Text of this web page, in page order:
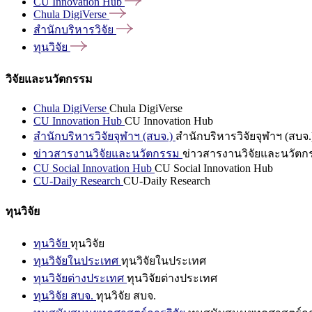
Chula DigiVerse
สำนักบริหารวิจัย
ทุนวิจัย
วิจัยและนวัตกรรม
Chula DigiVerse Chula DigiVerse
CU Innovation Hub CU Innovation Hub
สำนักบริหารวิจัยจุฬาฯ (สบจ.) สำนักบริหารวิจัยจุฬาฯ (สบจ
ข่าวสารงานวิจัยและนวัตกรรม ข่าวสารงานวิจัยและนวัตก
CU Social Innovation Hub CU Social Innovation Hub
CU-Daily Research CU-Daily Research
ทุนวิจัย
ทุนวิจัย ทุนวิจัย
ทุนวิจัยในประเทศ ทุนวิจัยในประเทศ
ทุนวิจัยต่างประเทศ ทุนวิจัยต่างประเทศ
ทุนวิจัย สบจ. ทุนวิจัย สบจ.